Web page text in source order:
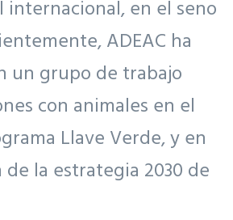
internacional, en el seno
ADEAC ha
un grupo de trabajo
con animales en el
Llave Verde, y en
la estrategia 2030 de